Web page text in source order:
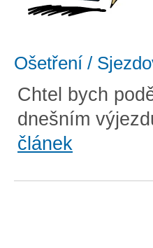
Ošetření /
Chtel bych
dnešním
článek